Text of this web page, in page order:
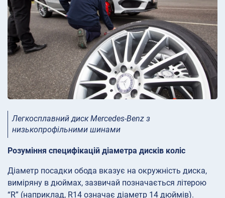
Легкосплавний диск Mercedes-Benz з
низькопрофільними шинами
Розуміння специфікацій діаметра дисків коліс
Діаметр посадки обода вказує на окружність диска,
виміряну в дюймах, зазвичай позначається літерою
“R” (наприклад, R14 означає діаметр 14 дюймів).